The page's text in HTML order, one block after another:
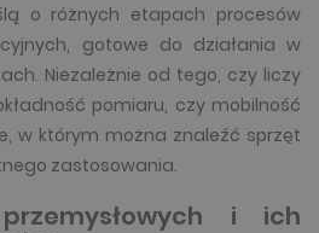
o różnych etapach procesów
gotowe do działania w
Niezależnie od tego, czy liczy
pomiaru, czy mobilność
w którym można znaleźć sprzęt
zastosowania.
i ich